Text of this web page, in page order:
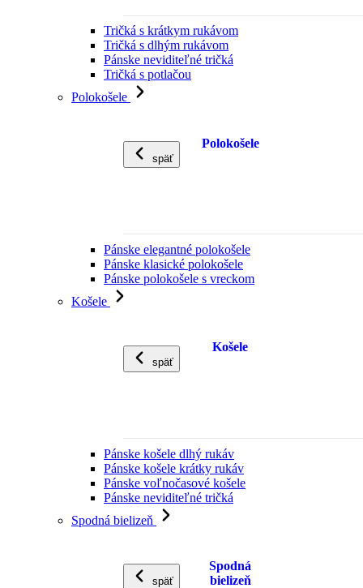
Tričká s krátkym rukávom
Tričká s dlhým rukávom
Pánske neviditeľné tričká
Tričká s potlačou
Polokošele
späť
Polokošele
Pánske elegantné polokošele
Pánske klasické polokošele
Pánske polokošele s vreckom
Košele
späť
Košele
Pánske košele dlhý rukáv
Pánske košele krátky rukáv
Pánske voľnočasové košele
Pánske neviditeľné tričká
Spodná bielizeň
späť
Spodná
bielizeň